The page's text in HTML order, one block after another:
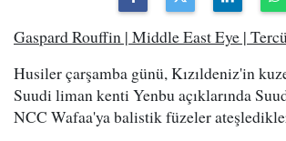
Gaspard Rouffin | Middle East Eye |
Husiler çarşamba günü, Kızıldeniz'in
Suudi liman kenti Yenbu açıklarında
NCC Wafaa'ya balistik füzeler